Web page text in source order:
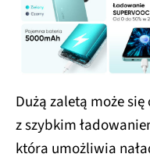
Dużą zaletą może
z szybkim
która umożliwia